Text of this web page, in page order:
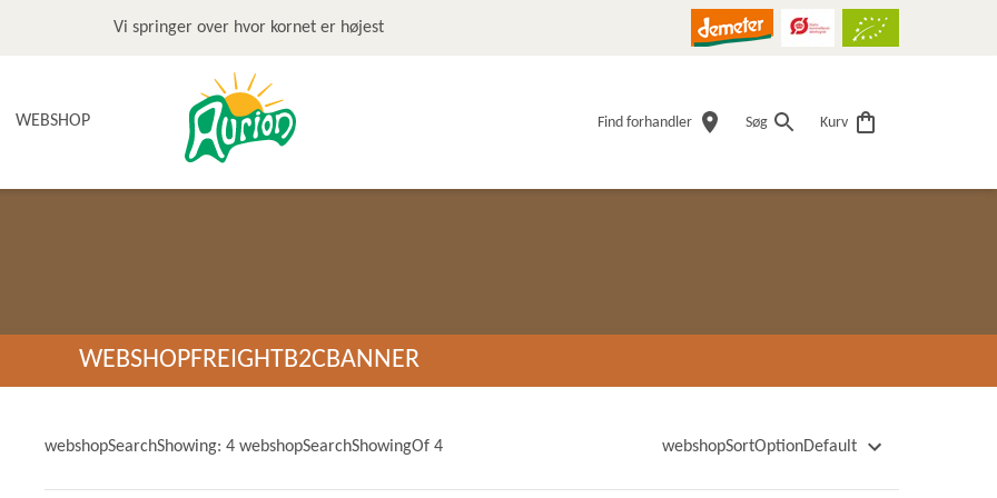
Vi springer over hvor kornet er højest
WEBSHOP
BÆLGFRUGTER
FRUGTRULLER
Find forhandler Søg Kurv
WEBSHOPFREIGHTB2CBANNER
webshopSearchShowing: 4 webshopSearchShowingOf 4 webshopSortOptionDefault
webshopSortOptionName